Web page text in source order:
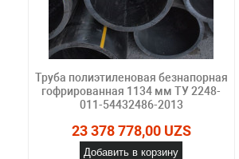
Труба полиэтиленовая безнапорная
гофрированная 1134 мм ТУ 2248-
011-54432486-2013
23 378 778,00 UZS
Добавить в корзину